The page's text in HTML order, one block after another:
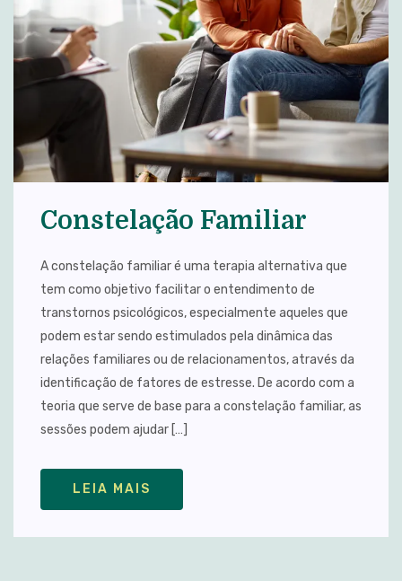
Constelação Familiar
A constelação familiar é uma terapia alternativa que
tem como objetivo facilitar o entendimento de
transtornos psicológicos, especialmente aqueles que
podem estar sendo estimulados pela dinâmica das
relações familiares ou de relacionamentos, através da
identificação de fatores de estresse. De acordo com a
teoria que serve de base para a constelação familiar, as
sessões podem ajudar […]
LEIA MAIS